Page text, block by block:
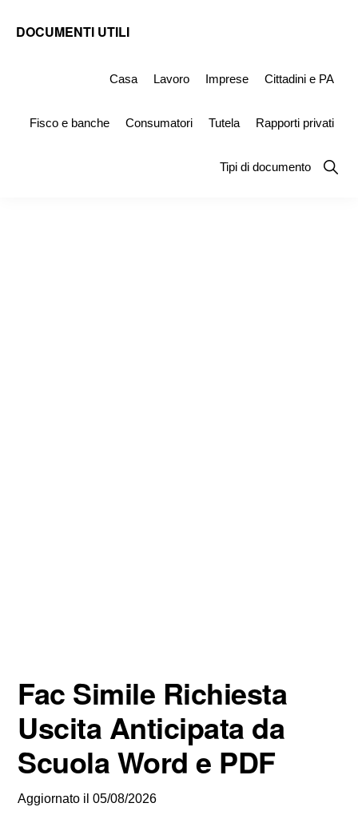
DOCUMENTI UTILI
Simile
Casa Lavoro Imprese Cittadini e PA
Fisco e banche Consumatori Tutela Rapporti privati
Tipi di documento
Show
Fac Simile Richiesta
Uscita Anticipata da
Scuola Word e PDF
Aggiornato il05/08/2026